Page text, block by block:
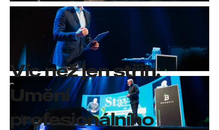
Víc než jen střih:
Umění
profesionálního